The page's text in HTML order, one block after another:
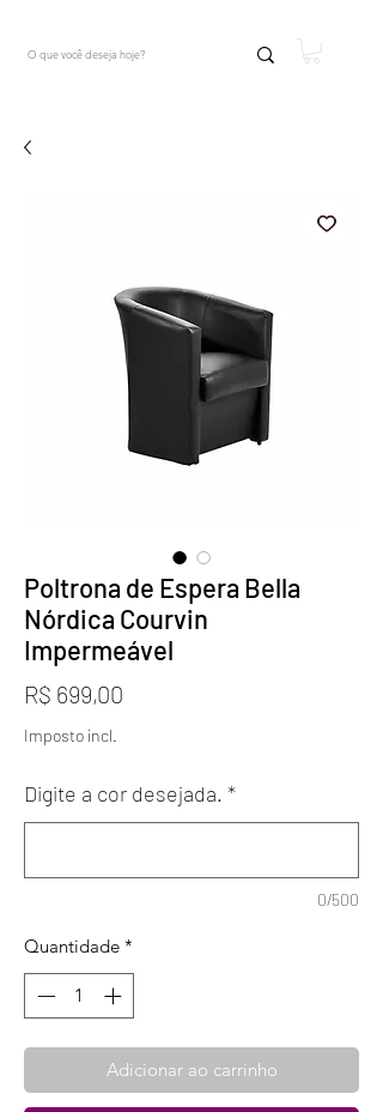
Poltrona de Espera Bella
Nórdica Courvin
Impermeável
R$ 699,00
Imposto incl.
Digite a cor desejada. *
0/500
Quantidade *
Adicionar ao carrinho